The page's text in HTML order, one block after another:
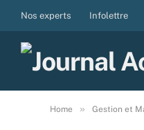
Nos experts Infolettre
Home » Gestion et